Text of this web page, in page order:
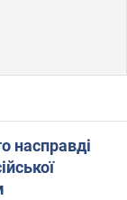
насправді